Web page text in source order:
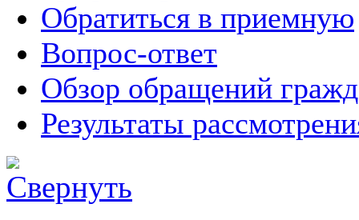
Обратиться в приемную
Вопрос-ответ
Обзор обращений
Результаты